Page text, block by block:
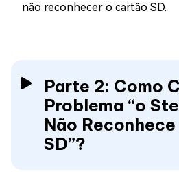
não reconhecer o cartão SD.
Parte 2: Como
Problema “o
Não
SD”?